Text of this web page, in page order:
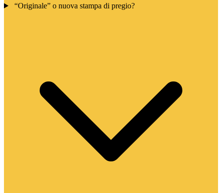
“Originale” o nuova stampa di pregio?